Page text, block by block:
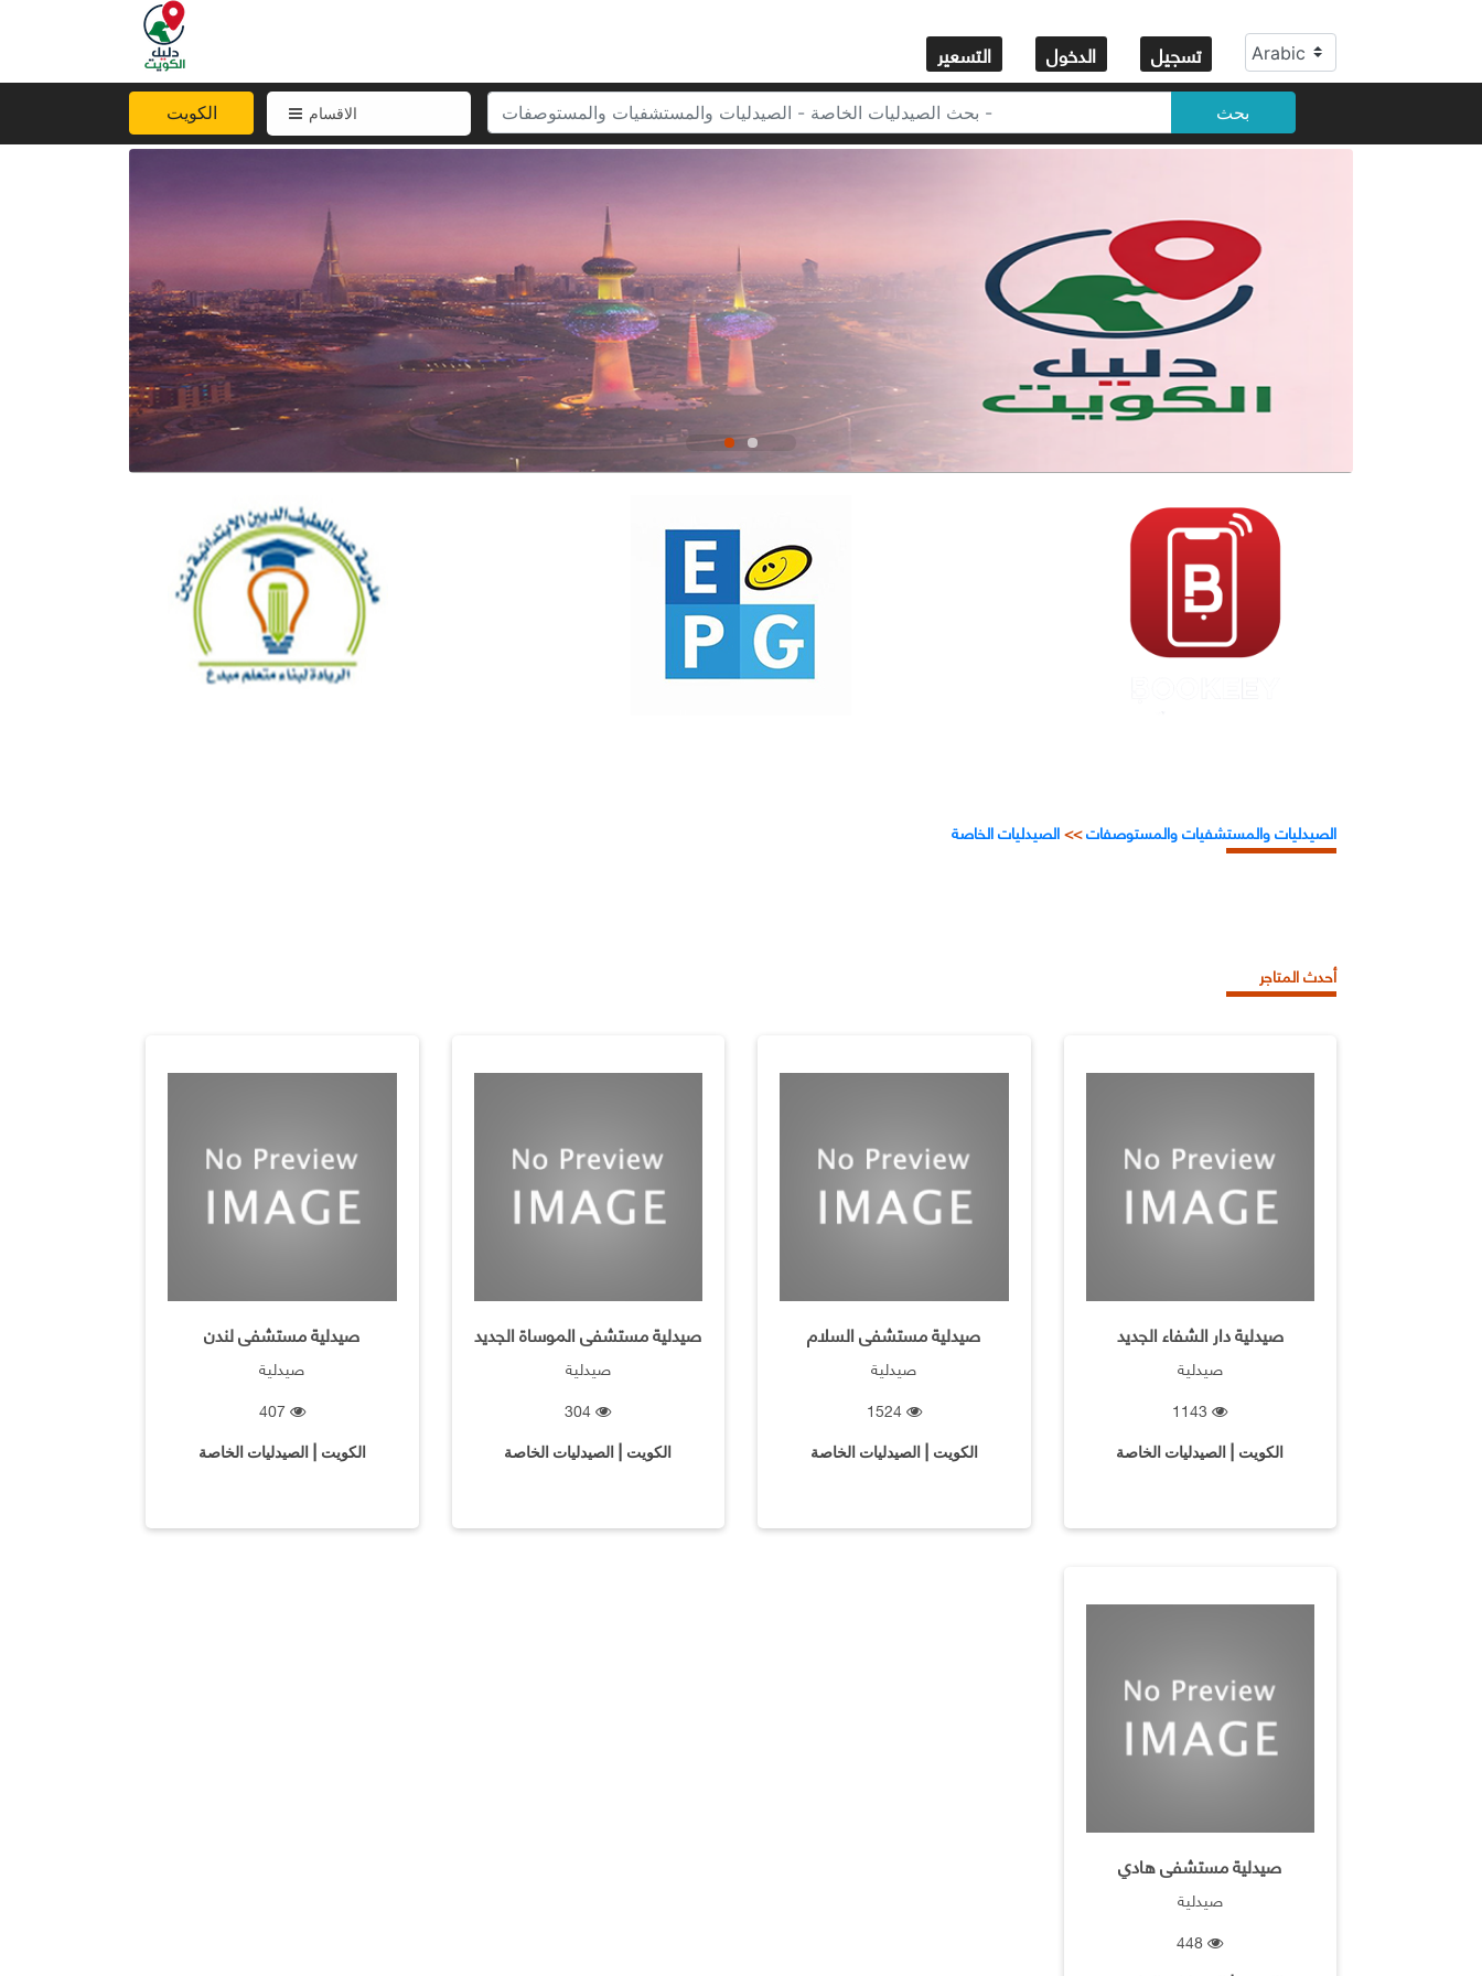
التسعير الدخول تسجيل
الكويت الاقسام بحث
الصيدليات والمستشفيات والمستوصفات>>الصيدليات الخاصة
أحدث المتاجر
‏صيدلية دار الشفاء الجديد
صيدلية
1143
الكويت | الصيدليات الخاصة
‏صيدلية مستشفى السلام
صيدلية
1524
الكويت | الصيدليات الخاصة
‏صيدلية مستشفى الموساة الجديد
صيدلية
304
الكويت | الصيدليات الخاصة
‏صيدلية مستشفى لندن
صيدلية
الكويت | الصيدليات الخاصة
‏صيدلية مستشفى هادي
صيدلية
448